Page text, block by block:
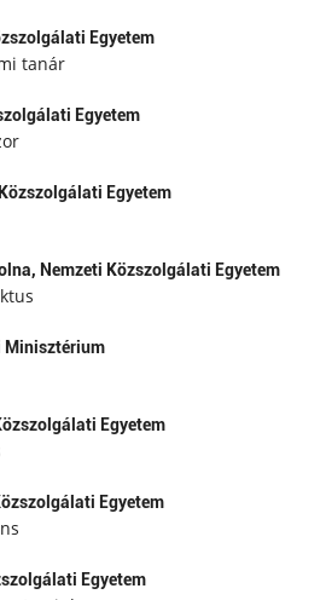
Egyetem
tanár
Egyetem
Egyetem
Nemzeti Közszolgálati Egyetem
Minisztérium
Egyetem
Egyetem
Egyetem